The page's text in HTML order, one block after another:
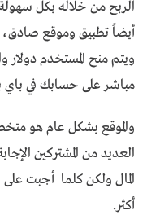
الربح من خلاله بكل
أيضاً تطبيق وموقع صادق،
ويتم منح المستخدم
مباشر على حسابك في باي
والموقع بشكل عام هو
العديد من المشتركين
المال ولكن كلما أجبت
أكثر.